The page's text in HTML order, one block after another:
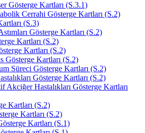
Gösterge Kartları (S.3.1)
Cerrahi Gösterge Kartları (S.2)
(S.3)
Gösterge Kartları (S.2)
Kartları (S.2)
Kartları (S.2)
Gösterge Kartları (S.2)
Süreci Gösterge Kartları (S.2)
Gösterge Kartları (S.2)
Akciğer Hastalıkları Gösterge Kartları
Kartları (S.2)
Kartları (S.2)
Kartları (S.1)